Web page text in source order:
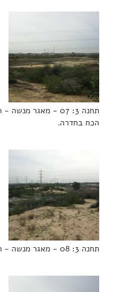
תחנה 3: 07 - מאגר
הכח בחדרה.
תחנה 3: 08 - מאגר מנשה - תצפית. מבט אל הכניסה והאגם